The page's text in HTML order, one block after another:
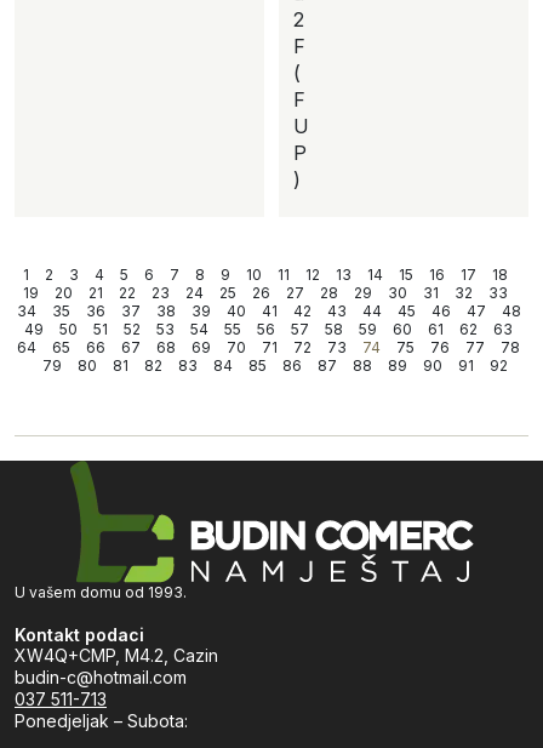
2
F
(
F
U
P
)
1 2 3 4 5 6 7 8 9 10 11 12 13 14 15 16 17
18
19
20 21 22 23 24 25 26 27 28 29 30 31 32
33
34
35 36 37 38 39 40 41 42 43 44 45 46 47
48
49
50 51 52 53 54 55 56 57 58 59 60 61 62
63
64
65 66 67 68 69 70 71 72 73 74 75 76 77
78
79
80 81 82 83 84 85 86 87 88 89 90 91 92
U vašem domu od 1993.
Kontakt podaci
XW4Q+CMP, M4.2, Cazin
budin-c@hotmail.com
037 511-713
Ponedjeljak – Subota: